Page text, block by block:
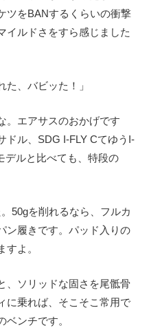
をBANするくらいの衝撃
イルドさをすら感じました
た、バビッた！」
。エアサスのおかげです
ル、SDG I-FLY CてゆうI-
デルと比べても、特段の
50gを削れるなら、フルカ
ン履きです。パッド入りの
よ。
、ソリッドな固さを尾骶骨
に乗れば、そこそこ常用で
ンチです。